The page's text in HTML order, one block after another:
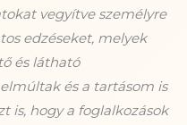
vegyítve személyre
edzéseket, melyek
és látható
és a tartásom is
is, hogy a foglalkozások